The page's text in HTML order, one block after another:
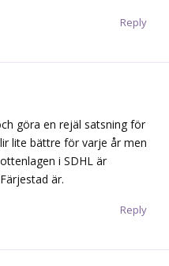
Reply
göra en rejäl satsning för
lite bättre för varje år men
i SDHL är
är.
Reply